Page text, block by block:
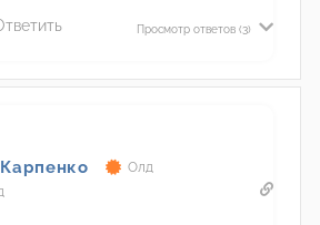
Просмотр ответов (3)
Олд